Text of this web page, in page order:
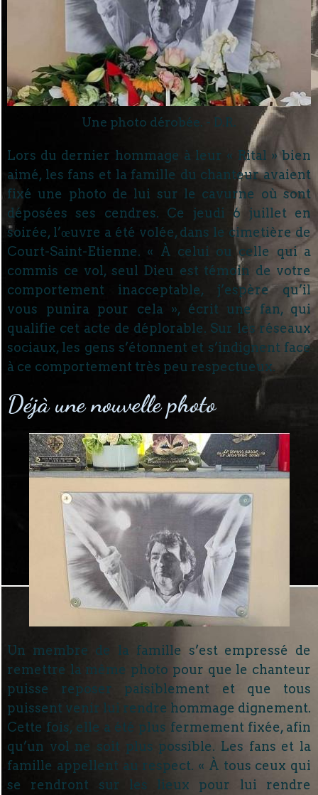
Une photo dérobée. - D.R.
Lors du dernier hommage à leur « Rital » bien
aimé, les fans et la famille du chanteur avaient
fixé une photo de lui sur le cavurne où sont
déposées ses cendres. Ce jeudi 6 juillet en
soirée, l’œuvre a été volée, dans le cimetière de
Court-Saint-Etienne. « À celui ou celle qui a
commis ce vol, seul Dieu est témoin de votre
comportement inacceptable, j’espère qu’il
vous punira pour cela », écrit une fan, qui
qualifie cet acte de déplorable. Sur les réseaux
sociaux, les gens s’étonnent et s’indignent face
à ce comportement très peu respectueux.
Déjà une nouvelle photo
Un membre de la famille s’est empressé de
remettre la même photo pour que le chanteur
puisse reposer paisiblement et que tous
puissent venir lui rendre hommage dignement.
Cette fois, elle a été plus fermement fixée, afin
qu’un vol ne soit plus possible. Les fans et la
famille appellent au respect. « À tous ceux qui
se rendront sur les lieux pour lui rendre